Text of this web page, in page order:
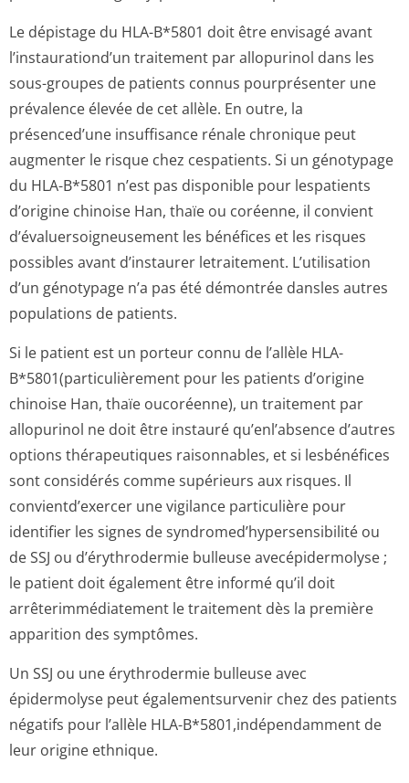
Le dépistage du HLA-B*5801 doit être envisagé avant
l’instaurationd’un traitement par allopurinol dans les
sous-groupes de patients connus pourprésenter une
prévalence élevée de cet allèle. En outre, la
présenced’une insuffisance rénale chronique peut
augmenter le risque chez cespatients. Si un génotypage
du HLA-B*5801 n’est pas disponible pour lespatients
d’origine chinoise Han, thaïe ou coréenne, il convient
d’évaluersoig­neusement les bénéfices et les risques
possibles avant d’instaurer letraitement. L’utilisation
d’un génotypage n’a pas été démontrée dansles autres
populations de patients.
Si le patient est un porteur connu de l’allèle HLA-
B*5801(particu­lièrement pour les patients d’origine
chinoise Han, thaïe oucoréenne), un traitement par
allopurinol ne doit être instauré qu’enl’absence d’autres
options thérapeutiques raisonnables, et si lesbénéfices
sont considérés comme supérieurs aux risques. Il
convientd’exercer une vigilance particulière pour
identifier les signes de syndromed’hyper­sensibilité ou
de SSJ ou d’érythrodermie bulleuse avecépidermolyse ;
le patient doit également être informé qu’il doit
arrêterimmédi­atement le traitement dès la première
apparition des symptômes.
Un SSJ ou une érythrodermie bulleuse avec
épidermolyse peut égalementsurvenir chez des patients
négatifs pour l’allèle HLA-B*5801,indépen­damment de
leur origine ethnique.